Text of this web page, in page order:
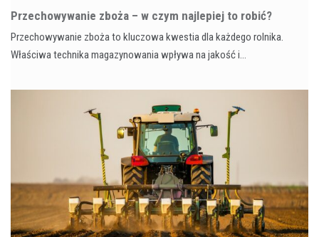
Przechowywanie zboża – w czym najlepiej to robić?
Przechowywanie zboża to kluczowa kwestia dla każdego rolnika.
Właściwa technika magazynowania wpływa na jakość i…